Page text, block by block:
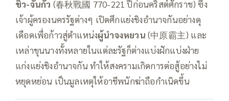
ชิว-จั้นกั๋ว (春秋戰國 770-221 ปีก่อนคริสต์ศักราช) ซึ่ง
เจ้าผู้ครองนครรัฐต่างๆ เปิดศึกแย่งชิงอำนาจกันอย่างดุ
เดือดเพื่อก้าวสู่ตำแหน่งผู้นำจงหยวน (中原霸主) และ
เหล่าขุนนางทั้งหลายในแต่ละรัฐก็ต่างแบ่งฝักแบ่งฝ่าย
แก่งแย่งชิงอำนาจกัน ทำให้สงครามเกิดการต่อสู้อย่างไม่
หยุดหย่อน เป็นมูลเหตุให้อาชีพนักฆ่าถือกำเนิดขึ้น